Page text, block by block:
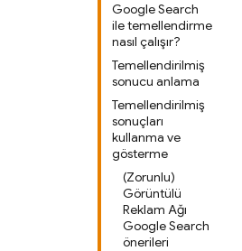
Google Search
ile temellendirme
nasıl çalışır?
Temellendirilmiş
sonucu anlama
Temellendirilmiş
sonuçları
kullanma ve
gösterme
(Zorunlu)
Görüntülü
Reklam Ağı
Google Search
önerileri